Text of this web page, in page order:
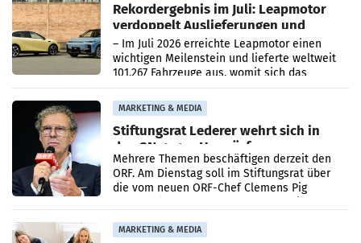
Rekordergebnis im Juli: Leapmotor
verdoppelt Auslieferungen und
überschreitet die 100.000er-Marke
– Im Juli 2026 erreichte Leapmotor einen
wichtigen Meilenstein und lieferte weltweit
101.267 Fahrzeuge aus, womit sich das
Ergebnis gegenüber Juli 2025 mehr als
verdoppelte (+102
MARKETING & MEDIA
Stiftungsrat Lederer wehrt sich in
den SN gegen Vorwürfe
Mehrere Themen beschäftigen derzeit den
ORF. Am Dienstag soll im Stiftungsrat über
die vom neuen ORF-Chef Clemens Pig
MARKETING & MEDIA